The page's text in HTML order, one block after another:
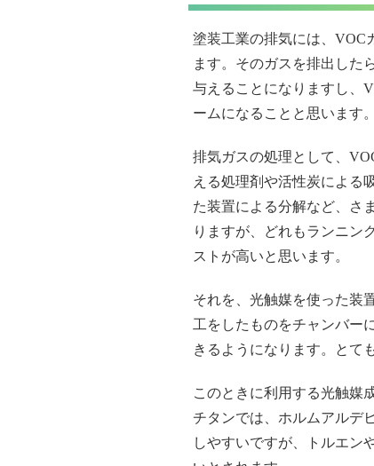
塗装工業の排気には、VOC
ます。そのガスを排出した
与えることになりますし、
ームになることと思います。
排気ガスの処理として、
える処理剤や活性炭による
た装置による分解など、さ
りますが、どれもランニン
ストが高いと思います。
それを、光触媒を使った装
工をしたものをチャンバー
きるようになります。とて
このときに利用する光触媒
チタンでは、ホルムアルデ
しやすいですが、トルエン